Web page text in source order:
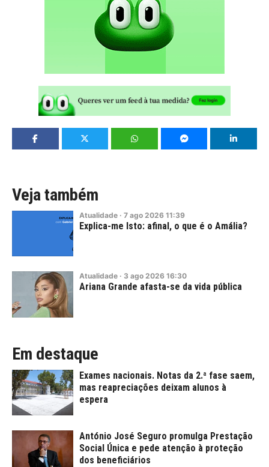
Veja também
Atualidade · 7 ago 2026 11:39
Explica-me Isto: afinal, o que é o Amália?
Atualidade · 3 ago 2026 16:30
Ariana Grande afasta-se da vida pública
Em destaque
Exames nacionais. Notas da 2.ª fase saem,
mas reapreciações deixam alunos à
espera
António José Seguro promulga Prestação
Social Única e pede atenção à proteção
dos beneficiários